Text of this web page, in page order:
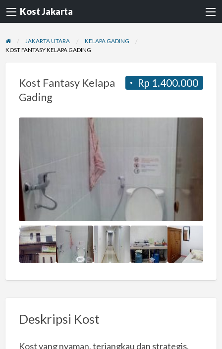
Kost Jakarta
JAKARTA UTARA
KELAPA GADING
KOST FANTASY KELAPA GADING
Rp 1.400.000
Kost Fantasy Kelapa
Gading
Deskripsi Kost
Kost yang nyaman, terjangkau dan strategis.